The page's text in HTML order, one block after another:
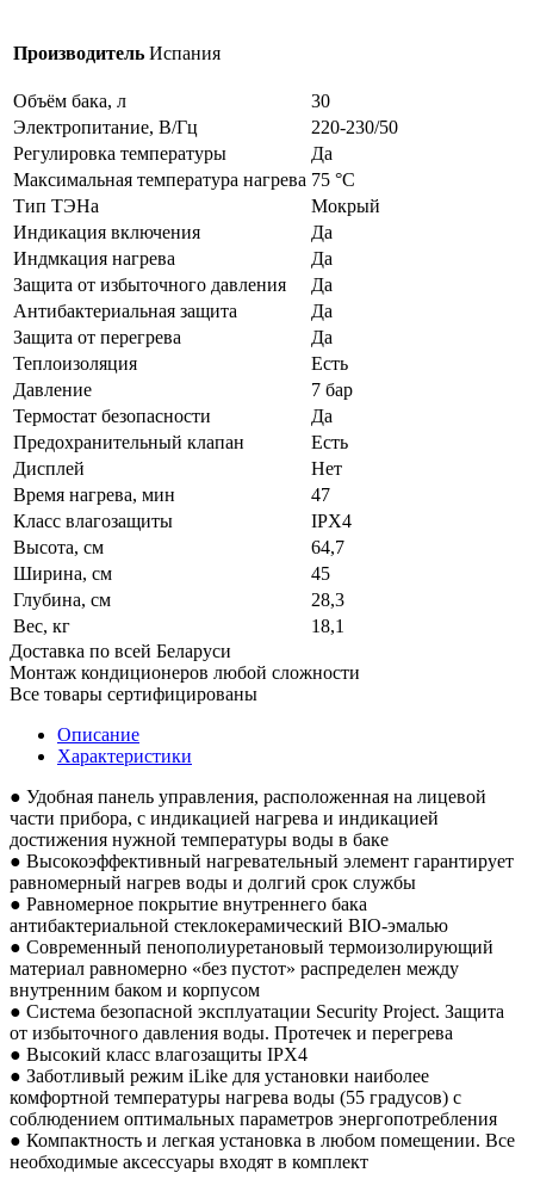
Производитель Испания
Объём бака, л
30
Электропитание, В/Гц
220-230/50
Регулировка температуры
Да
Максимальная температура нагрева 75 °C
Тип ТЭНа
Мокрый
Индикация включения
Да
Индмкация нагрева
Да
Защита от избыточного давления
Да
Антибактериальная защита
Да
Защита от перегрева
Да
Теплоизоляция
Есть
Давление
7 бар
Термостат безопасности
Да
Предохранительный клапан
Есть
Дисплей
Нет
Время нагрева, мин
47
Класс влагозащиты
IPX4
Высота, см
64,7
Ширина, см
45
Глубина, см
28,3
Вес, кг
18,1
Доставка по всей Беларуси
Монтаж кондиционеров любой сложности
Все товары сертифицированы
Описание
Характеристики
● Удобная панель управления, расположенная на лицевой
части прибора, c индикацией нагрева и индикацией
достижения нужной температуры воды в баке
● Высокоэффективный нагревательный элемент гарантирует
равномерный нагрев воды и долгий срок службы
● Равномерное покрытие внутреннего бака
антибактериальной стеклокерамический BIO-эмалью
● Современный пенополиуретановый термоизолирующий
материал равномерно «без пустот» распределен между
внутренним баком и корпусом
● Система безопасной эксплуатации Security Project. Защита
от избыточного давления воды. Протечек и перегрева
● Высокий класс влагозащиты IPX4
● Заботливый режим iLike для установки наиболее
комфортной температуры нагрева воды (55 градусов) с
соблюдением оптимальных параметров энергопотребления
● Компактность и легкая установка в любом помещении. Все
необходимые аксессуары входят в комплект